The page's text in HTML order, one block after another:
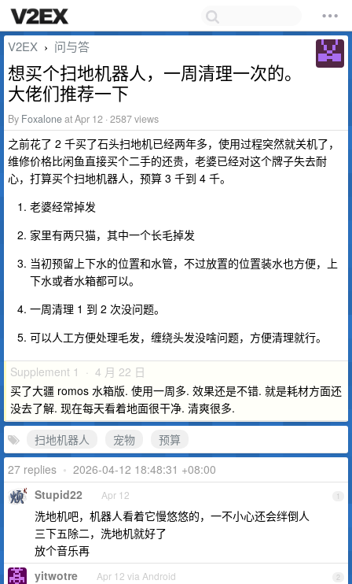
V2EX › 问与答
想买个扫地机器人，一周清理一次的。
大佬们推荐一下
By Foxaloneat Apr 12 · 2587 views
之前花了 2 千买了石头扫地机已经两年多，使用过程突然就关机了，
维修价格比闲鱼直接买个二手的还贵，老婆已经对这个牌子失去耐
心，打算买个扫地机器人，预算 3 千到 4 千。
老婆经常掉发
家里有两只猫，其中一个长毛掉发
当初预留上下水的位置和水管，不过放置的位置装水也方便，上
下水或者水箱都可以。
一周清理 1 到 2 次没问题。
可以人工方便处理毛发，缠绕头发没啥问题，方便清理就行。
Supplement 1 · 4 月 22 日
买了大疆 romos 水箱版. 使用一周多. 效果还是不错. 就是耗材方面还
没去了解. 现在每天看着地面很干净. 清爽很多.
扫地机器人
宠物
预算
27 replies • 2026-04-12 18:48:31 +08:00
1
Stupid22 Apr 12
洗地机吧，机器人看着它慢悠悠的，一不小心还会绊倒人
三下五除二，洗地机就好了
放个音乐再
2
yitwotre Apr 12 via Android